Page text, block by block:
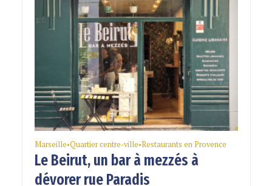
Marseille•Quartier centre-ville•Restaurants en Provence
Le Beirut, un bar à mezzés à
dévorer rue Paradis